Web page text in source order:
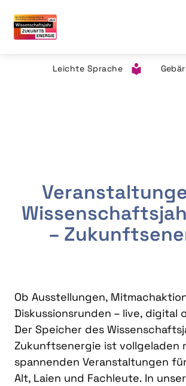
Leichte Sprache
–
Ob Ausstellungen,
Diskussionsrunden – live, digital
Der Speicher des
Zukunftsenergie ist vollgeladen
spannenden Veranstaltungen
Alt, Laien und Fachleute. In